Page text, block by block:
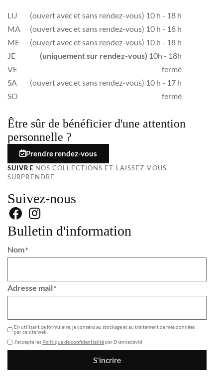
LU
(ouvert avec et sans rendez-vous) 10 h - 18 h
MA
(ouvert avec et sans rendez-vous) 10 h - 18 h
ME
(ouvert avec et sans rendez-vous) 10 h - 18 h
JE
(uniquement sur rendez-vous) 10h - 18h
VE
fermé
SA
(ouvert avec et sans rendez-vous) 10 h - 17 h
SO
fermé
Être sûr de bénéficier d'une attention
personnelle ?
Prendre rendez-vous
SUIVRE NOS COLLECTIONS ET LAISSEZ-VOUS
SURPRENDRE
Suivez-nous
Bulletin d'information
Nom*
Adresse mail*
En utilisant ce formulaire, je consens au stockage et au traitement de mes données
par ce site web.
J'accepte les Politique de confidentialitépar Diannadavid
S'incrire